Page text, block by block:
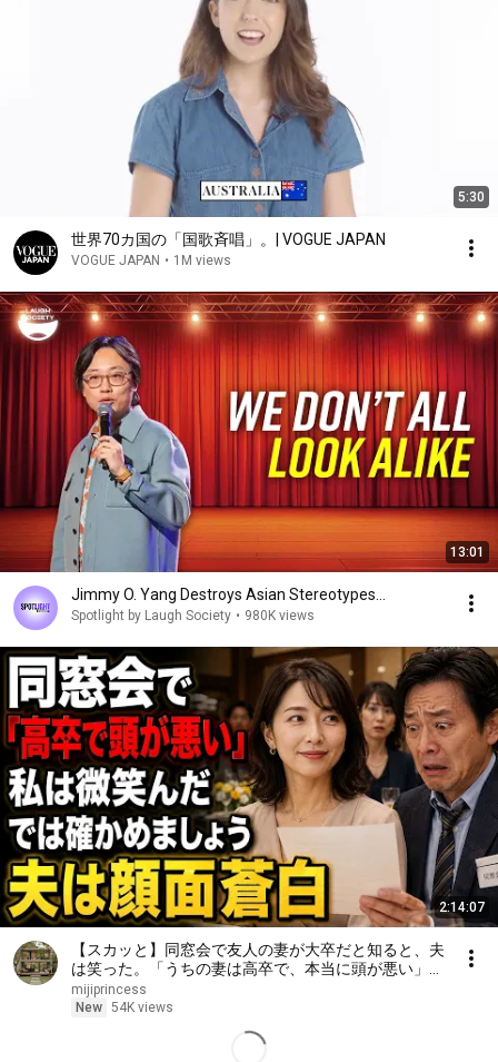
5:30
世界70カ国の「国歌斉唱」。| VOGUE JAPAN
VOGUE JAPAN • 1M views
13:01
Jimmy O. Yang Destroys Asian Stereotypes...
Spotlight by Laugh Society • 980K views
2:14:07
【スカッと】同窓会で友人の妻が大卒だと知ると、夫
は笑った。「うちの妻は高卒で、本当に頭が悪い」私
は微笑んだ。「では、どちらが愚かか確かめましょ
う」――数分後、夫は顔面蒼白になった……。
mijiprincess
New 54K views